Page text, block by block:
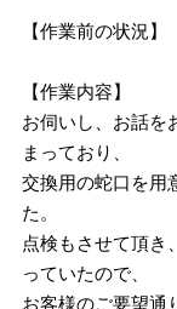
【作業前の状況
【作業内容】
お伺いし、お話を
まっており、
交換用の蛇口を用
た。
点検もさせて頂き
っていたので、
お客様のご要望通